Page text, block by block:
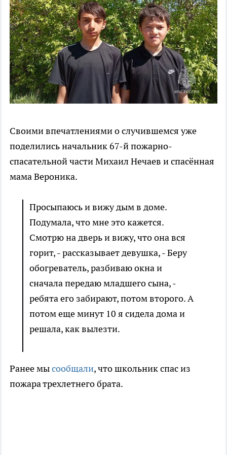
Своими впечатлениями о случившемся уже
поделились начальник 67-й пожарно-
спасательной части Михаил Нечаев и спасённая
мама Вероника.
Просыпаюсь и вижу дым в доме.
Подумала, что мне это кажется.
Смотрю на дверь и вижу, что она вся
горит, - рассказывает девушка, - Беру
обогреватель, разбиваю окна и
сначала передаю младшего сына, -
ребята его забирают, потом второго. А
потом еще минут 10 я сидела дома и
решала, как вылезти.
Ранее мысообщали, что школьник спас из
пожара трехлетнего брата.